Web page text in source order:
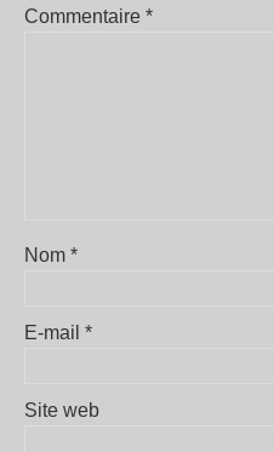
Commentaire *
Nom *
E-mail *
Site web